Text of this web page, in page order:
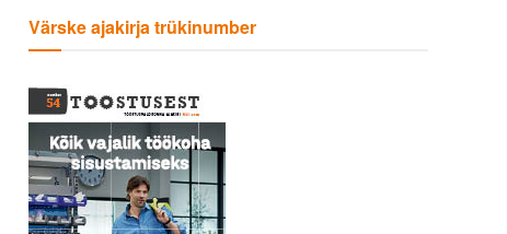
Värske ajakirja trükinumber